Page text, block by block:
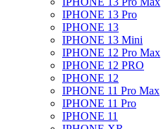
IPHONE 13 Pro
IPHONE 13
IPHONE 13 Mini
IPHONE 12 Pro Max
IPHONE 12 PRO
IPHONE 12
IPHONE 11 Pro Max
IPHONE 11 Pro
IPHONE 11